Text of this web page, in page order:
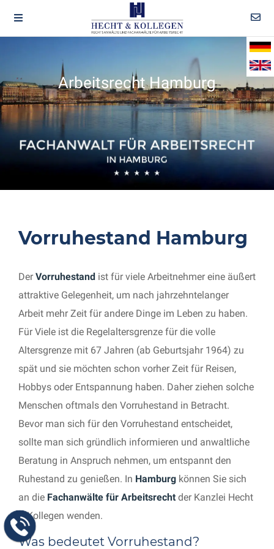
Arbeitsrecht Hamburg
Vorruhestand Hamburg
DerVorruhestand ist für viele Arbeitnehmer eine äußert
attraktive Gelegenheit, um nach jahrzehntelanger
Arbeit mehr Zeit für andere Dinge im Leben zu haben.
Für Viele ist die Regelaltersgrenze für die volle
Altersgrenze mit 67 Jahren (ab Geburtsjahr 1964) zu
spät und sie möchten schon vorher Zeit für Reisen,
Hobbys oder Entspannung haben. Daher ziehen solche
Menschen oftmals den Vorruhestand in Betracht.
Bevor man sich für den Vorruhestand entscheidet,
sollte man sich gründlich informieren und anwaltliche
Beratung in Anspruch nehmen, um entspannt den
Ruhestand zu genießen. In Hamburg können Sie sich
an die Fachanwälte für Arbeitsrecht der Kanzlei Hecht
& Kollegen wenden.
Was bedeutet Vorruhestand?